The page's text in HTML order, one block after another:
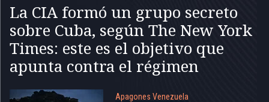
La CIA formó un grupo secreto
sobre Cuba, según The New York
Times: este es el objetivo que
apunta contra el régimen
Apagones Venezuela